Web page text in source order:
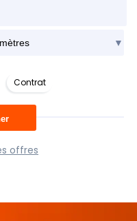
Contrat
offres